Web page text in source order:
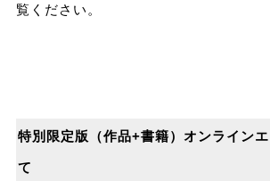
覧ください。
特別限定版（作品+書籍）オンライン
て